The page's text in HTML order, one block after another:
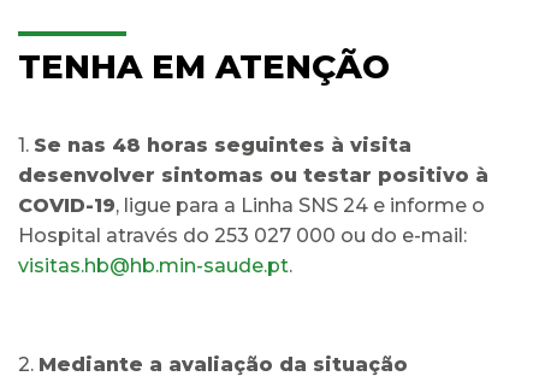
TENHA EM ATENÇÃO
1. Se nas 48 horas seguintes à visita
desenvolver sintomas ou testar positivo à
COVID-19, ligue para a Linha SNS 24 e informe o
Hospital através do 253 027 000 ou do e-mail:
visitas.hb@hb.min-saude.pt.
2. Mediante a avaliação da situação